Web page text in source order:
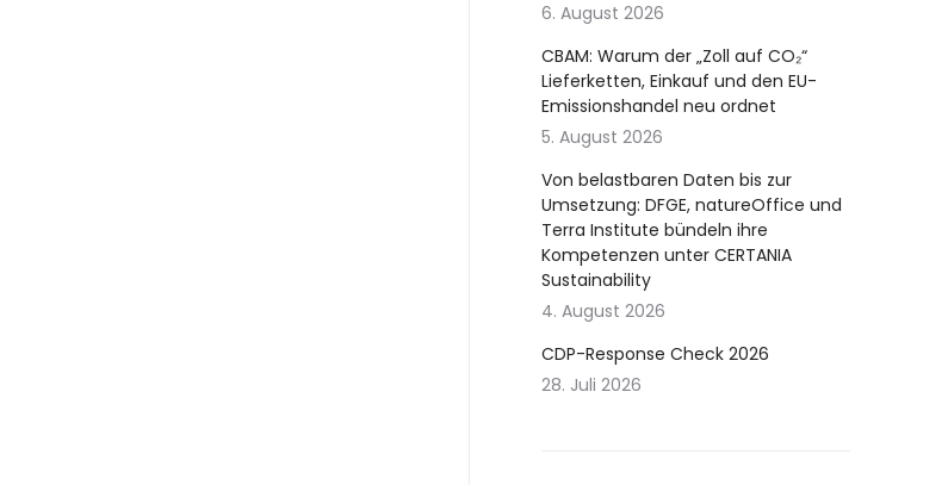
6. August 2026
CBAM: Warum der „Zoll auf CO₂“
Lieferketten, Einkauf und den EU-
Emissionshandel neu ordnet
5. August 2026
Von belastbaren Daten bis zur
Umsetzung: DFGE, natureOffice und
Terra Institute bündeln ihre
Kompetenzen unter CERTANIA
Sustainability
4. August 2026
CDP-Response Check 2026
28. Juli 2026